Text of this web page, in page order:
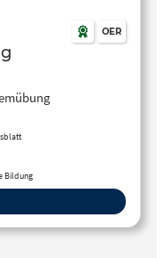
OER
Bildung